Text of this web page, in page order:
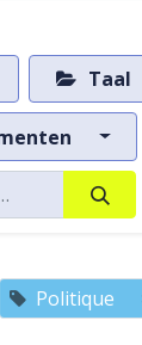
Taal
Politique